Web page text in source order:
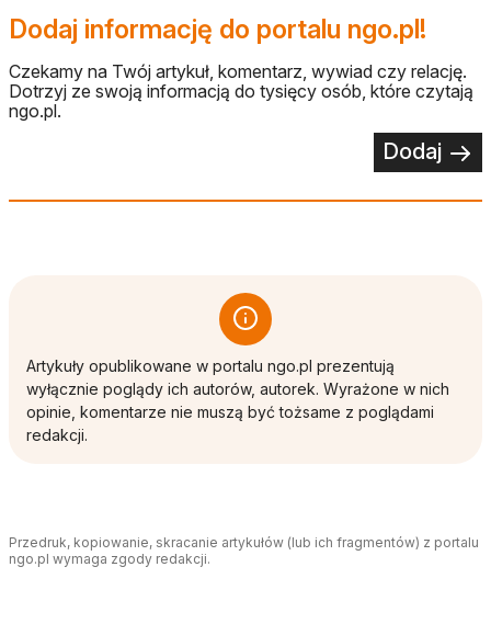
Dodaj informację do portalu ngo.pl!
Czekamy na Twój artykuł, komentarz, wywiad czy relację.
Dotrzyj ze swoją informacją do tysięcy osób, które czytają
ngo.pl.
Dodaj
Artykuły opublikowane w portalu ngo.pl prezentują
wyłącznie poglądy ich autorów, autorek. Wyrażone w nich
opinie, komentarze nie muszą być tożsame z poglądami
redakcji.
Przedruk, kopiowanie, skracanie artykułów (lub ich fragmentów) z portalu
ngo.pl wymaga zgody redakcji.